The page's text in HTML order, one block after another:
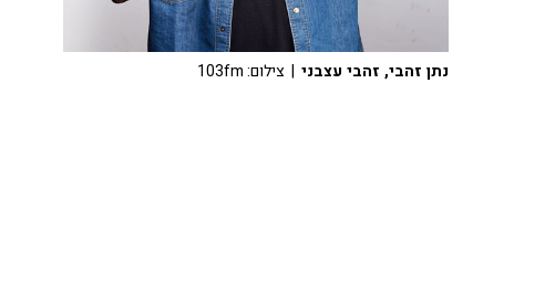
נתן זהבי, זהבי עצבני | צילום: 103fm